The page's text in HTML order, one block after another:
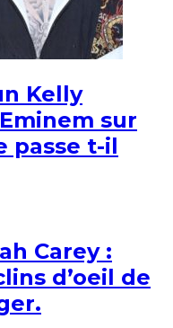
Kelly
sur
passe t-il
Carey :
d’oeil de